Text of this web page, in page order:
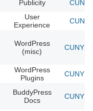
Publicity CUNY
User
Experience
CUNY
WordPress
(misc)
CUNY
WordPress
Plugins
CUNY
BuddyPress
Docs
CUNY